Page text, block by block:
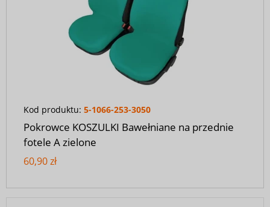
Kod produktu: 5-1066-253-3050
Pokrowce KOSZULKI Bawełniane na przednie
fotele A zielone
60,90 zł